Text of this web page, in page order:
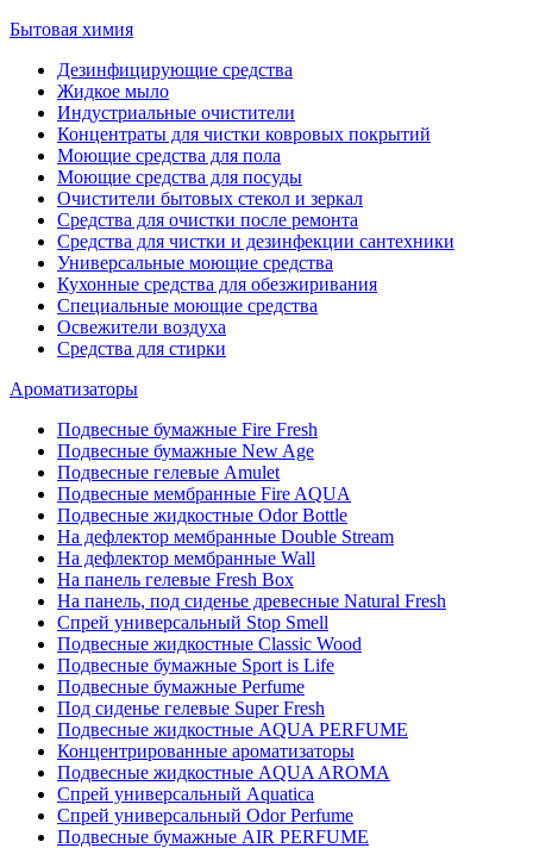
Бытовая химия
Дезинфицирующие средства
Жидкое мыло
Индустриальные очистители
Концентраты для чистки ковровых покрытий
Моющие средства для пола
Моющие средства для посуды
Очистители бытовых стекол и зеркал
Средства для очистки после ремонта
Средства для чистки и дезинфекции сантехники
Универсальные моющие средства
Кухонные средства для обезжиривания
Специальные моющие средства
Освежители воздуха
Средства для стирки
Ароматизаторы
Подвесные бумажные Fire Fresh
Подвесные бумажные New Age
Подвесные гелевые Amulet
Подвесные мембранные Fire AQUA
Подвесные жидкостные Odor Bottle
На дефлектор мембранные Double Stream
На дефлектор мембранные Wall
На панель гелевые Fresh Box
На панель, под сиденье древесные Natural Fresh
Спрей универсальный Stop Smell
Подвесные жидкостные Classic Wood
Подвесные бумажные Sport is Life
Подвесные бумажные Perfume
Под сиденье гелевые Super Fresh
Подвесные жидкостные AQUA PERFUME
Концентрированные ароматизаторы
Подвесные жидкостные AQUA AROMA
Спрей универсальный Aquatica
Спрей универсальный Odor Perfume
Подвесные бумажные AIR PERFUME